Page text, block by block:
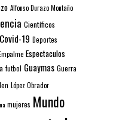
Alfonso Durazo Montaño
Científicos
Covid-19 Deportes
Espectaculos
futbol Guaymas Guerra
López Obrador
mujeres Mundo